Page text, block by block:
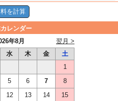
レンダー
年8月
翌月 >
水 木 金
土
1
5 6 7
8
12 13 14
15